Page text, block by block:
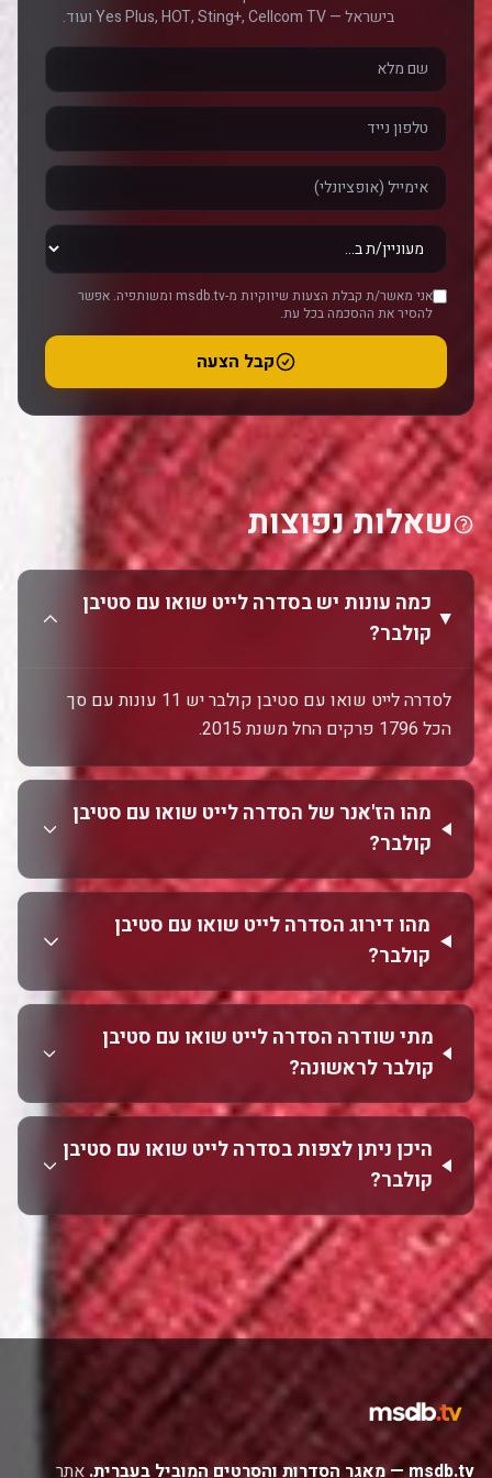
בישראל — Yes Plus, HOT, Sting+, Cellcom TV ועוד.
אני מאשר/ת קבלת הצעות שיווקיות מ-msdb.tv ומשותפיה. אפשר
להסיר את ההסכמה בכל עת.
קבל הצעה
שאלות נפוצות
כמה עונות יש בסדרה לייט שואו עם סטיבן
קולבר?
לסדרה לייט שואו עם סטיבן קולבר יש 11 עונות עם סך
הכל 1796 פרקים החל משנת 2015.
מהו הז'אנר של הסדרה לייט שואו עם סטיבן
קולבר?
מהו דירוג הסדרה לייט שואו עם סטיבן
קולבר?
מתי שודרה הסדרה לייט שואו עם סטיבן
קולבר לראשונה?
היכן ניתן לצפות בסדרה לייט שואו עם סטיבן
קולבר?
msdb.tv — מאגר הסדרות והסרטים המוביל בעברית. אתר